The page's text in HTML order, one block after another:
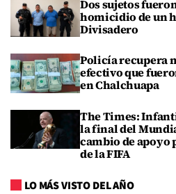
Dos sujetos
homicidio de un
Divisadero
Policía recupera
efectivo que
en Chalchuapa
The Times:
la final del
cambio de apoyo
de la FIFA
LO MÁS VISTO DEL AÑO